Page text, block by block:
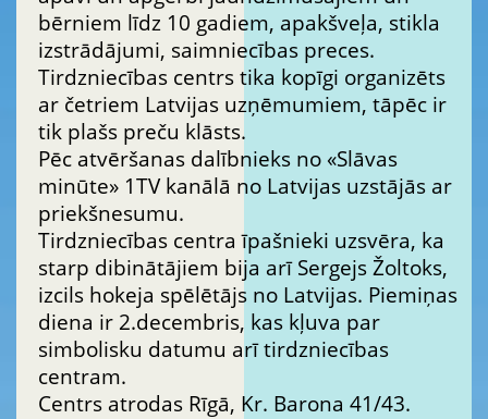
bērniem līdz 10 gadiem, apakšveļa, stikla
izstrādājumi, saimniecības preces.
Tirdzniecības centrs tika kopīgi organizēts
ar četriem Latvijas uzņēmumiem, tāpēc ir
tik plašs preču klāsts.
Pēc atvēršanas dalībnieks no «Slāvas
minūte» 1TV kanālā no Latvijas uzstājās ar
priekšnesumu.
Tirdzniecības centra īpašnieki uzsvēra, ka
starp dibinātājiem bija arī Sergejs Žoltoks,
izcils hokeja spēlētājs no Latvijas. Piemiņas
diena ir 2.decembris, kas kļuva par
simbolisku datumu arī tirdzniecības
centram.
Centrs atrodas Rīgā, Kr. Barona 41/43.